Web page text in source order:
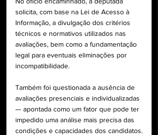
solicita, com base na Lei de Acesso à
Informação, a divulgação dos critérios
técnicos e normativos utilizados nas
avaliações, bem como a fundamentação
legal para eventuais eliminações por
incompatibilidade.
Também foi questionada a ausência de
avaliações presenciais e individualizadas
— apontada como um fator que pode ter
impedido uma análise mais precisa das
condições e capacidades dos candidatos.